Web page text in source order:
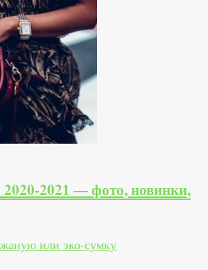
2021 — фото, новинки,